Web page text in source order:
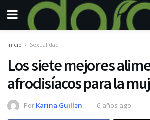
Inicio Sexualidad
Los siete mejores
afrodisíacos para la
Por Karina Guillen 6 años ago